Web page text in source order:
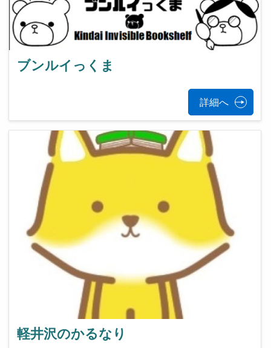
ブンルイっくま
詳細へ
軽井沢のかるなり